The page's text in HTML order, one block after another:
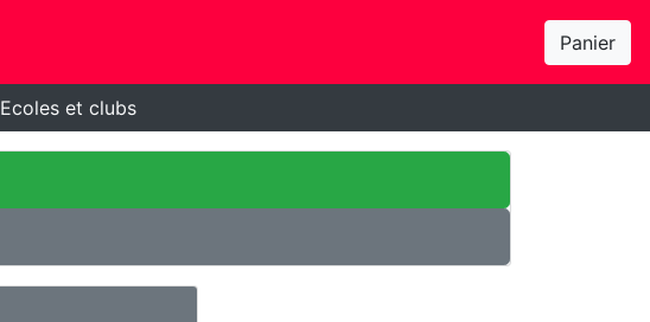
Panier
Ecoles et clubs